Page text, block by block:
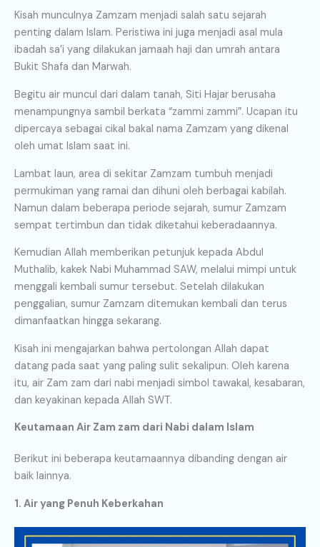
Kisah munculnya Zamzam menjadi salah satu sejarah
penting dalam Islam. Peristiwa ini juga menjadi asal mula
ibadah sa’i yang dilakukan jamaah haji dan umrah antara
Bukit Shafa dan Marwah.
Begitu air muncul dari dalam tanah, Siti Hajar berusaha
menampungnya sambil berkata “zammi zammi”. Ucapan itu
dipercaya sebagai cikal bakal nama Zamzam yang dikenal
oleh umat Islam saat ini.
Lambat laun, area di sekitar Zamzam tumbuh menjadi
permukiman yang ramai dan dihuni oleh berbagai kabilah.
Namun dalam beberapa periode sejarah, sumur Zamzam
sempat tertimbun dan tidak diketahui keberadaannya.
Kemudian Allah memberikan petunjuk kepada Abdul
Muthalib, kakek Nabi Muhammad SAW, melalui mimpi untuk
menggali kembali sumur tersebut. Setelah dilakukan
penggalian, sumur Zamzam ditemukan kembali dan terus
dimanfaatkan hingga sekarang.
Kisah ini mengajarkan bahwa pertolongan Allah dapat
datang pada saat yang paling sulit sekalipun. Oleh karena
itu, air Zam zam dari nabi menjadi simbol tawakal, kesabaran,
dan keyakinan kepada Allah SWT.
Keutamaan Air Zam zam dari Nabi dalam Islam
Berikut ini beberapa keutamaannya dibanding dengan air
baik lainnya.
1. Air yang Penuh Keberkahan